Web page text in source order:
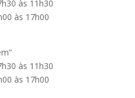
às 11h30
às 17h00
às 11h30
às 17h00